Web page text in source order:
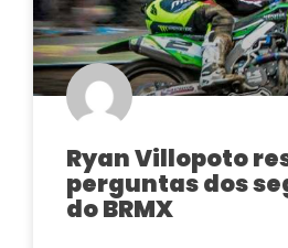
Ryan Villopoto
perguntas dos
do BRMX